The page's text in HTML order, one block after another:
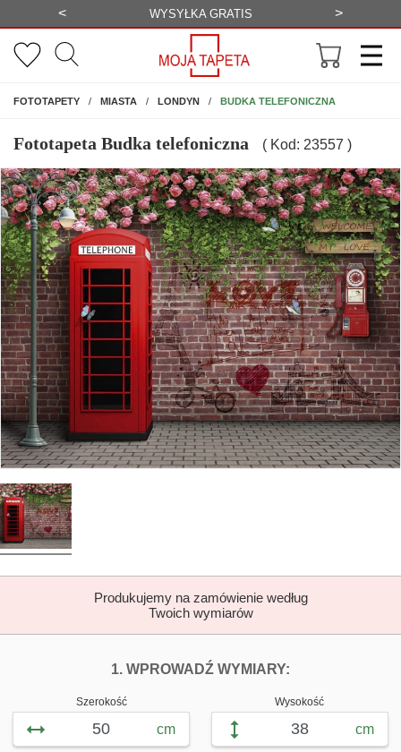
< WYSYŁKA GRATIS >
FOTOTAPETYNA ŚCIANĘ
MIASTA LONDYN BUDKA TELEFONICZNA
Fototapeta Budka telefoniczna ( Kod: 23557 )
Produkujemy na zamówienie według
Twoich wymiarów
1. WPROWADŹ WYMIARY:
Szerokość
cm
Wysokość
cm